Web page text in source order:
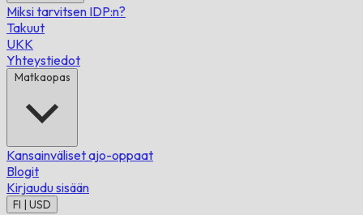
Miksi tarvitsen IDP:n?
Takuut
UKK
Yhteystiedot
Matkaopas
Kansainväliset ajo-oppaat
Blogit
Kirjaudu sisään
FI | USD